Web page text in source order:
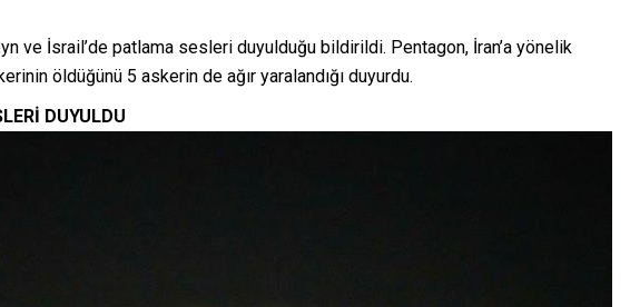
ve İsrail’de patlama sesleri duyulduğu bildirildi. Pentagon, İran’a yönelik
öldüğünü 5 askerin de ağır yaralandığı duyurdu.
DUYULDU